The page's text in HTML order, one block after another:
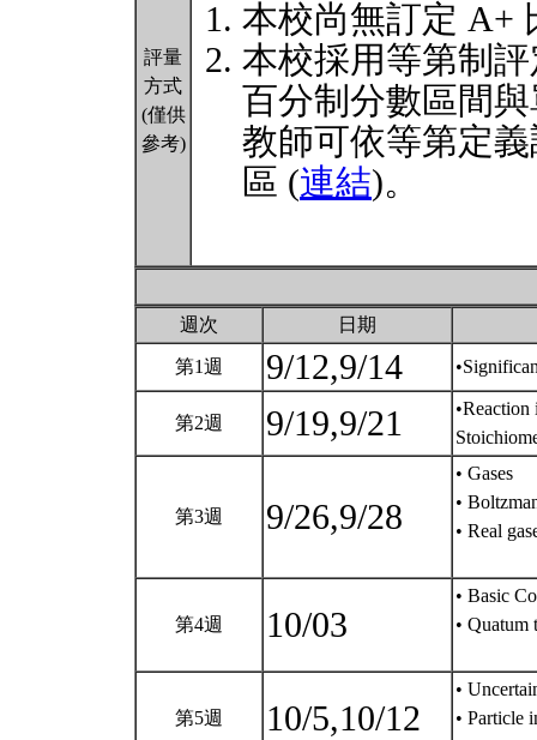
評量
方式
(僅供
參考)
本校尚無訂定 A+
本校採用等第制
百分制分數區間
教師可依等第定
區 (連結)。
週次 日期
第1週 9/12,9/14
第2週 9/19,9/21
第3週 9/26,9/28
• Gases
•
• Real
第4週 10/03
• Basic
• Quatum
第5週 10/5,10/12
•
• Particle